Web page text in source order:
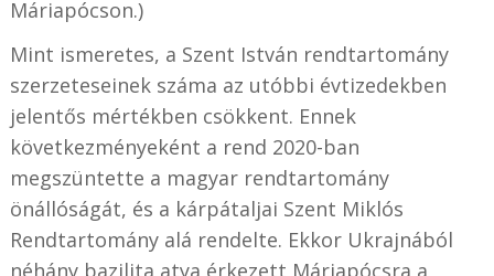
Máriapócson.)
Mint ismeretes, a Szent István rendtartomány
szerzeteseinek száma az utóbbi évtizedekben
jelentős mértékben csökkent. Ennek
következményeként a rend 2020-ban
megszüntette a magyar rendtartomány
önállóságát, és a kárpátaljai Szent Miklós
Rendtartomány alá rendelte. Ekkor Ukrajnából